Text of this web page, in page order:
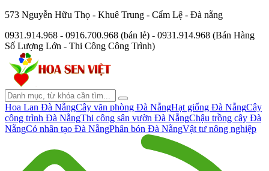
573 Nguyễn Hữu Thọ - Khuê Trung - Cẩm Lệ - Đà nẵng
0931.914.968 - 0916.700.968 (bán lẻ) - 0931.914.968 (Bán Hàng
Số Lượng Lớn - Thi Công Công Trình)
Hoa Lan Đà NẵngCây văn phòng Đà NẵngHạt giống Đà NẵngCây
công trình Đà NẵngThi công sân vườn Đà NẵngChậu trồng cây Đà
NẵngCỏ nhân tạo Đà NẵngPhân bón Đà NẵngVật tư nông nghiệp